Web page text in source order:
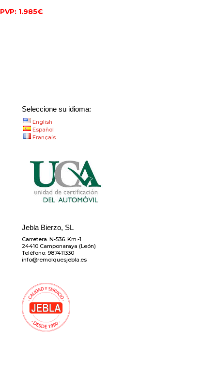
PVP: 1.985€
Seleccione su idioma:
English
Español
Français
Jebla Bierzo, SL
Carretera. N-536. Km.-1
24410 Camponaraya (León)
Teléfono: 987411330
info@remolquesjebla.es